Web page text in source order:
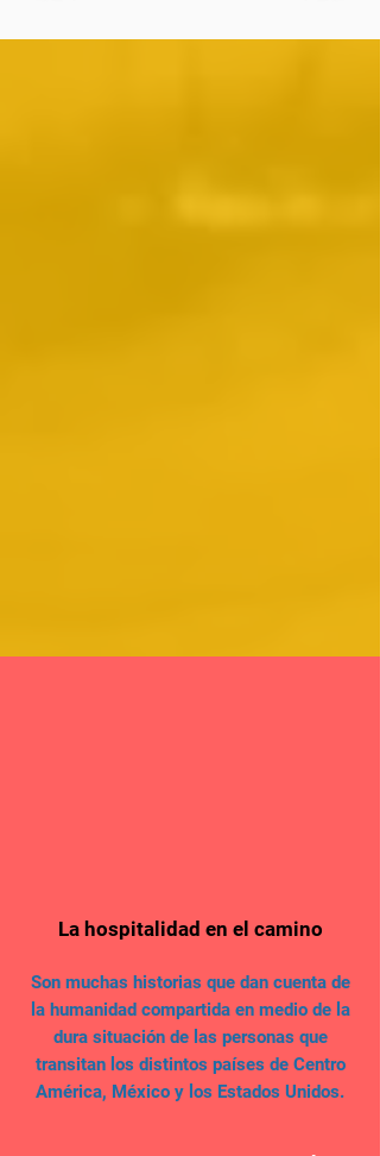
La hospitalidad en el camino
Son muchas historias que dan cuenta de
la humanidad compartida en medio de la
dura situación de las personas que
transitan los distintos países de Centro
América, México y los Estados Unidos.